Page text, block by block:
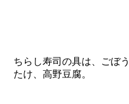
ちらし寿司の具は、ごぼ
たけ、高野豆腐。